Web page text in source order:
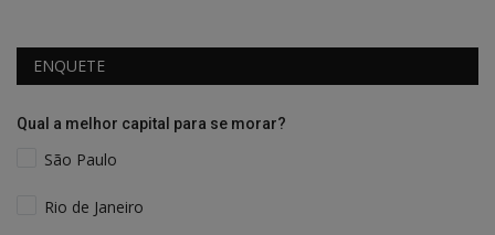
ENQUETE
Qual a melhor capital para se morar?
São Paulo
Rio de Janeiro